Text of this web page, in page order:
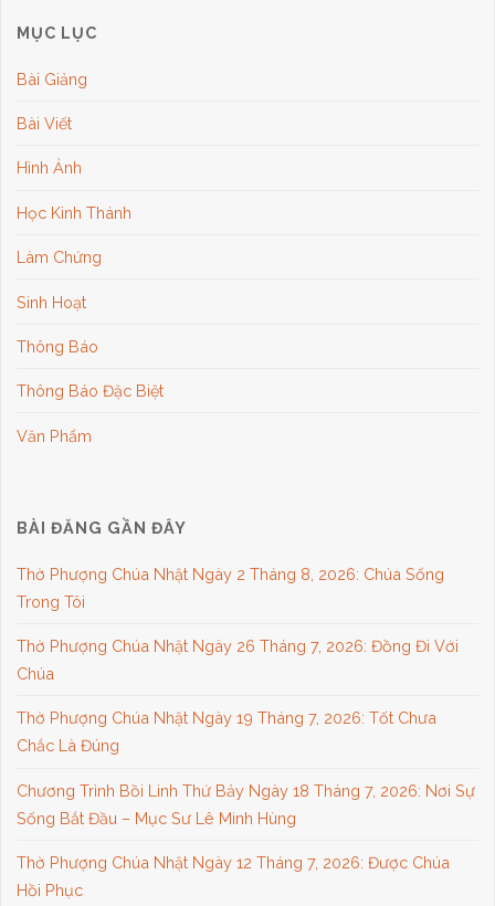
MỤC LỤC
Bài Giảng
Bài Viết
Hình Ảnh
Học Kinh Thánh
Làm Chứng
Sinh Hoạt
Thông Báo
Thông Báo Đặc Biệt
Văn Phẩm
BÀI ĐĂNG GẦN ĐÂY
Thờ Phượng Chúa Nhật Ngày 2 Tháng 8, 2026: Chúa Sống
Trong Tôi
Thờ Phượng Chúa Nhật Ngày 26 Tháng 7, 2026: Đồng Đi Với
Chúa
Thờ Phượng Chúa Nhật Ngày 19 Tháng 7, 2026: Tốt Chưa
Chắc Là Đúng
Chương Trình Bồi Linh Thứ Bảy Ngày 18 Tháng 7, 2026: Nơi Sự
Sống Bắt Đầu – Mục Sư Lê Minh Hùng
Thờ Phượng Chúa Nhật Ngày 12 Tháng 7, 2026: Được Chúa
Hồi Phục